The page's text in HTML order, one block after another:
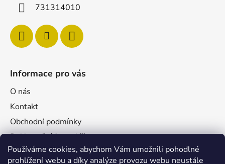
Používáme cookies, abychom Vám umožnili pohodlné
prohlížení webu a díky analýze provozu webu neustále
731314010
Informace pro vás
O nás
Kontakt
Obchodní podmínky
Reklamační formulář
Podmínky ochrany osobních údajů